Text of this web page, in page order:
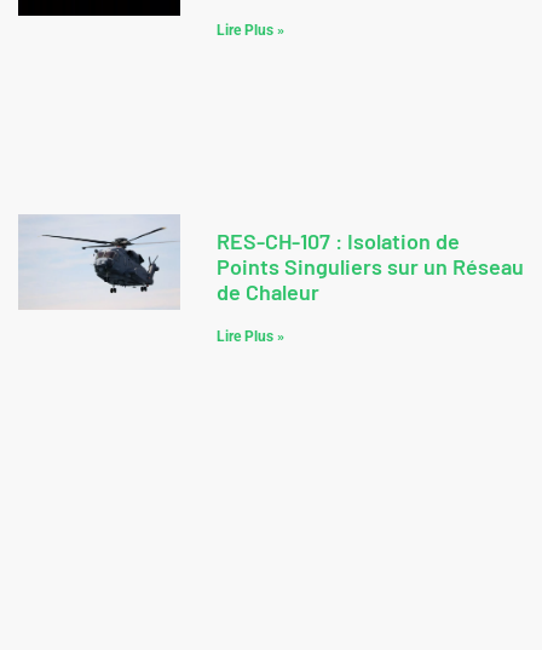
Lire Plus »
RES-CH-107 : Isolation de
Points Singuliers sur un Réseau
de Chaleur
Lire Plus »